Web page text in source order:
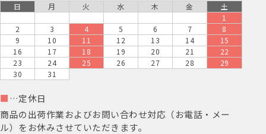
日 月 火 水 木 金
土
1
2
3 4 5 6 7
8
9
10 11 12 13 14
15
16
17 18 19 20 21
22
23
24 25 26 27 28
29
30
31
■ …定休日
商品の出荷作業およびお問い合わせ対応（お電話・メー
ル）をお休みさせていただきます。